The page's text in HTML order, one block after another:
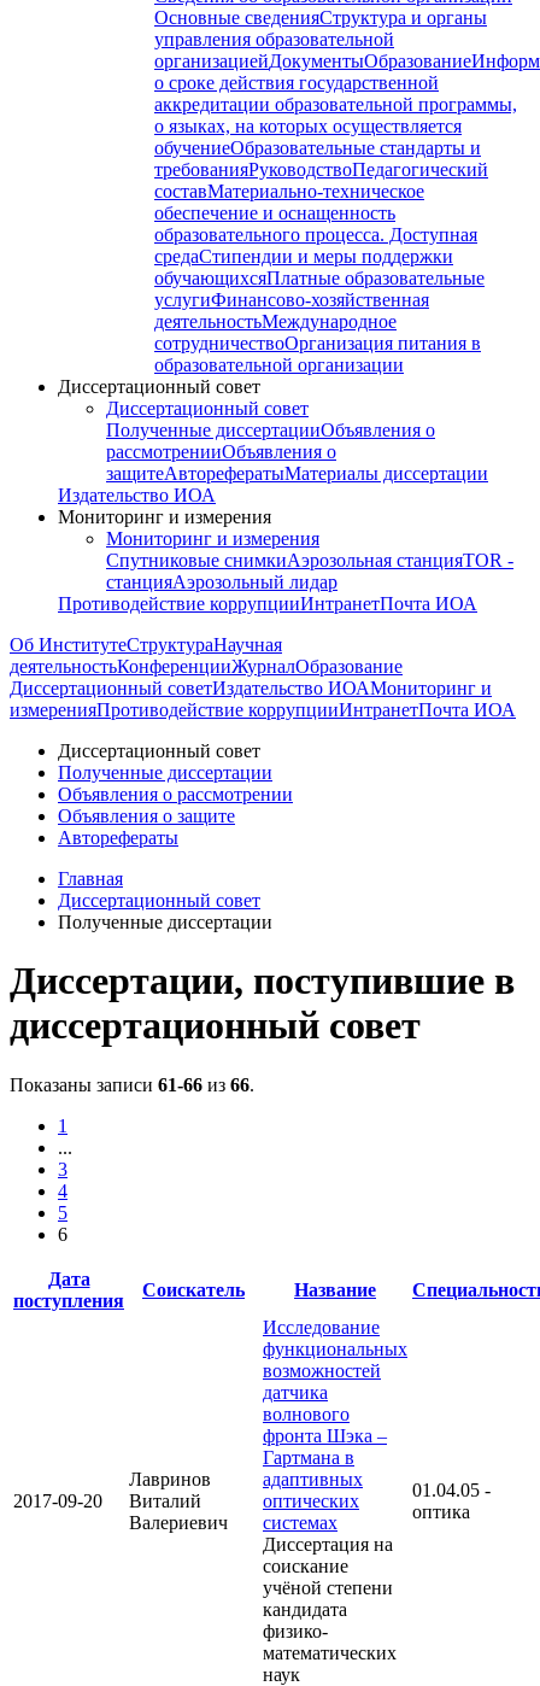
Основные сведенияСтруктура и органы
управления образовательной
организациейДокументыОбразование
о сроке действия государственной
аккредитации образовательной программы,
о языках, на которых осуществляется
обучениеОбразовательные стандарты и
требованияРуководствоПедагогический
составМатериально-техническое
обеспечение и оснащенность
образовательного процесса. Доступная
средаСтипендии и меры поддержки
обучающихсяПлатные образовательные
услугиФинансово-хозяйственная
деятельностьМеждународное
сотрудничествоОрганизация питания в
образовательной организации
Диссертационный совет
Диссертационный совет
Полученные диссертацииОбъявления о
рассмотренииОбъявления о
защитеАвторефератыМатериалы диссертации
Издательство ИОА
Мониторинг и измерения
Мониторинг и измерения
Спутниковые снимкиАэрозольная станцияTOR -
станцияАэрозольный лидар
Противодействие коррупцииИнтранетПочта ИОА
Об ИнститутеСтруктураНаучная
деятельностьКонференцииЖурналОбразование
Диссертационный советИздательство ИОАМониторинг и
измеренияПротиводействие коррупцииИнтранетПочта ИОА
Диссертационный совет
Полученные диссертации
Объявления о рассмотрении
Объявления о защите
Авторефераты
Главная
Диссертационный совет
Полученные диссертации
Диссертации, поступившие в
диссертационный совет
Показаны записи 61-66 из 66.
1
...
3
4
5
6
Дата
поступления
Соискатель Название
2017-09-20
Лавринов
Виталий
Валериевич
Исследование
функциональных
возможностей
датчика
волнового
фронта Шэка –
Гартмана в
адаптивных
оптических
системах
Диссертация на
соискание
учёной степени
кандидата
физико-
математических
наук
01.04.05 -
оптика